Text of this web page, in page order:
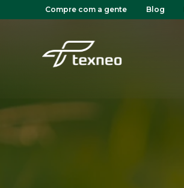
Compre com a gente Blog